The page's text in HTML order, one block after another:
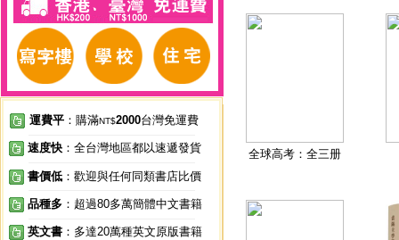
運費平 ：購滿NT$2000台灣免運費
速度快 ：全台灣地區都以速遞發貨
書價低 ：歡迎與任何同類書店比價
品種多 ：超過80多萬簡體中文書籍
英文書 ：多達20萬種英文原版書籍
全球高考：全三册